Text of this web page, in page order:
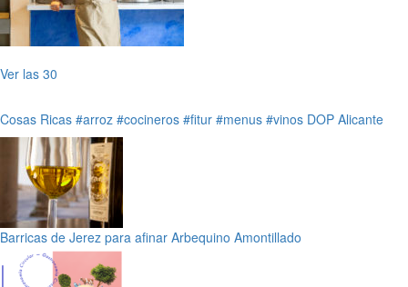
Ver las 30
Cosas Ricas #arroz #cocineros #fitur #menus #vinos DOP Alicante
Barricas de Jerez para afinar Arbequino Amontillado